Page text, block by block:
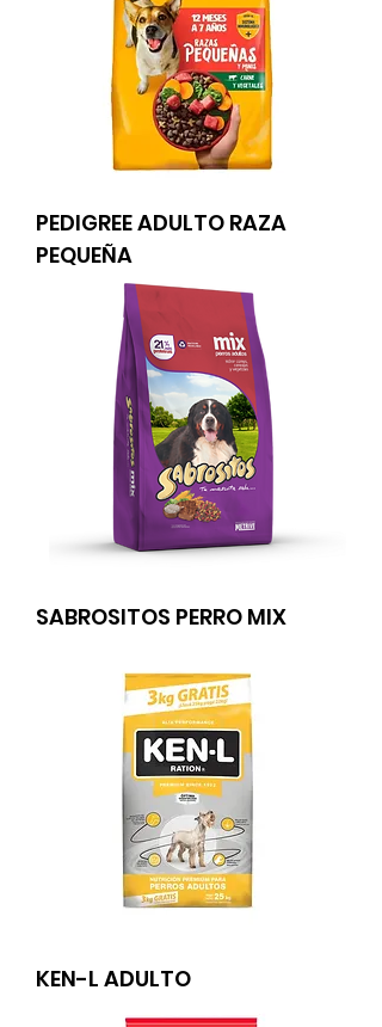
PEDIGREE ADULTO RAZA
PEQUEÑA
SABROSITOS PERRO MIX
KEN-L ADULTO